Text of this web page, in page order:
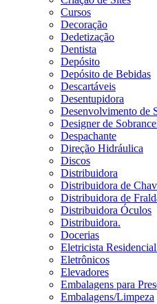
Cursos
Decoração
Dedetização
Dentista
Depósito
Depósito de Bebidas
Descartáveis
Desentupidora
Desenvolvimento de
Designer de
Despachante
Direção Hidráulica
Discos
Distribuidora
Distribuidora de
Distribuidora de
Distribuidora Óculos
Distribuidora.
Docerias
Eletricista
Eletrônicos
Elevadores
Embalagens para
Embalagens/Limpeza